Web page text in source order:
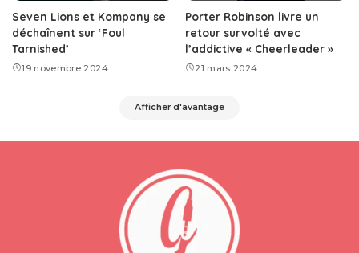
Seven Lions et Kompany se
déchaînent sur ‘Foul
Tarnished’
19 novembre 2024
Porter Robinson livre un
retour survolté avec
l’addictive « Cheerleader »
21 mars 2024
Afficher d'avantage